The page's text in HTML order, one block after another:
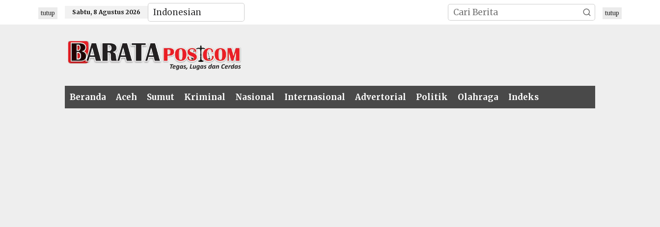
Sabtu, 8 Agustus 2026
Beranda Aceh Sumut Kriminal Nasional Internasional Advertorial Politik Olahraga Indeks
tutup tutup